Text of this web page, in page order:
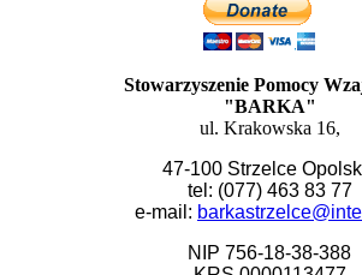
Stowarzyszenie Pomocy
"BARKA"
ul. Krakowska 16,
47-100 Strzelce
tel: (077) 463 83 77
e-mail:
NIP 756-18-38-388